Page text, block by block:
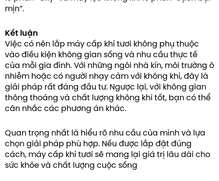
mịn”.
Kết luận
Việc có nên lắp máy cấp khí tươi không phụ thuộc
vào điều kiện không gian sống và nhu cầu thực tế
của mỗi gia đình. Với những ngôi nhà kín, môi trường ô
nhiễm hoặc có người nhạy cảm với không khí, đây là
giải pháp rất đáng đầu tư. Ngược lại, với không gian
thông thoáng và chất lượng không khí tốt, bạn có thể
cân nhắc các phương án khác.
Quan trọng nhất là hiểu rõ nhu cầu của mình và lựa
chọn giải pháp phù hợp. Nếu được lắp đặt đúng
cách, máy cấp khí tươi sẽ mang lại giá trị lâu dài cho
sức khỏe và chất lượng cuộc sống